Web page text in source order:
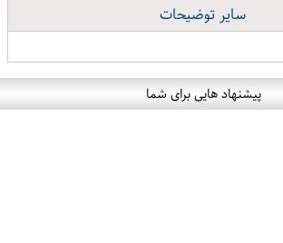
سایر توضیحات
پیشنهاد هایی برای شما